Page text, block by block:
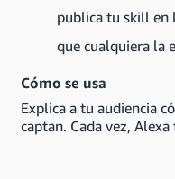
publica tu skill en
que cualquiera la
Cómo se usa
Explica a tu audiencia
captan. Cada vez,